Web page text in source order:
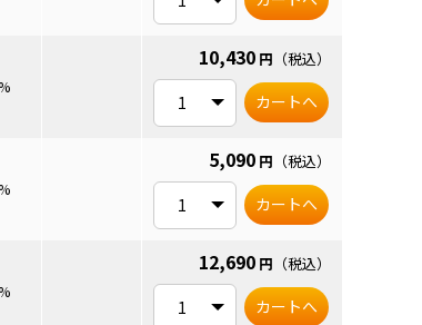
10,430 円 （税込）
カートへ
5,090 円 （税込）
カートへ
12,690 円 （税込）
カートへ